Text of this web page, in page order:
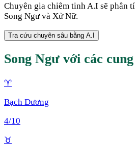
Chuyên gia chiêm tinh A.I sẽ phân
Song Ngưvà Xử Nữ.
Tra cứu chuyên sâu bằng A.I
Song Ngư với các
♈
Bạch Dương
4/10
♉